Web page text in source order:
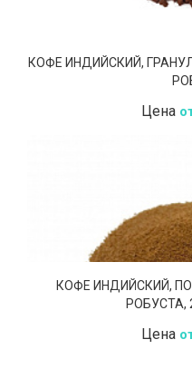
КОФЕ ИНДИЙСКИЙ,
Цена
КОФЕ ИНДИЙСКИЙ,
РОБУСТА,
Цена